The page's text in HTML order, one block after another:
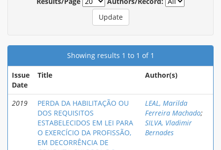
Showing results 1 to 1 of 1
Issue
Date
Title Author(s)
2019
PERDA DA HABILITAÇÃO OU
DOS REQUISITOS
ESTABELECIDOS EM LEI PARA
O EXERCÍCIO DA PROFISSÃO,
EM DECORRÊNCIA DE
LEAL, Marilda
Ferreira Machado;
SILVA, Vladimir
Bernades